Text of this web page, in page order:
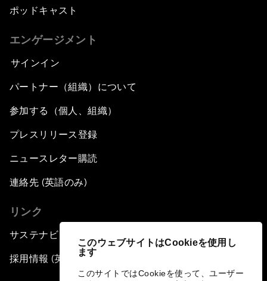
このウェブサイトはCookieを使用し
ます
このサイトではCookieを使って、ユーザー
ポッドキャスト
エンゲージメント
サインイン
パートナー（組織）について
参加する（個人、組織）
プレスリリース登録
ニュースレター購読
連絡先 (英語のみ)
リンク
サステナビリティへの取り組み
採用情報 (英語のみ)